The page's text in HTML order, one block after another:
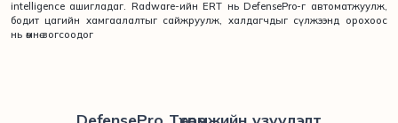
intelligence ашигладаг. Radware-ийн ERT нь DefensePro-г автоматжуулж,
бодит цагийн хамгаалалтыг сайжруулж, халдагчдыг сүлжээнд орохоос
нь өмнө зогсоодог